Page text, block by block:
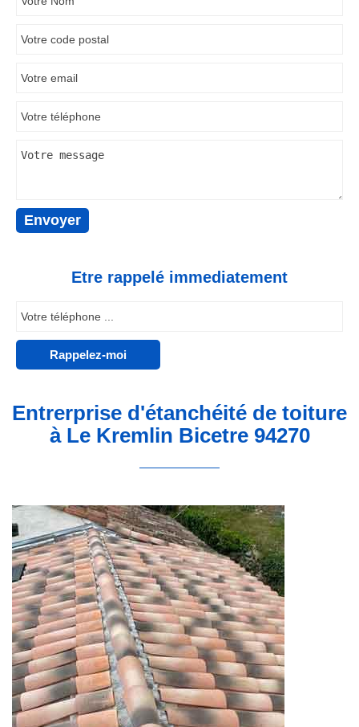
Etre rappelé immediatement
Entrerprise d'étanchéité de toiture
à Le Kremlin Bicetre 94270